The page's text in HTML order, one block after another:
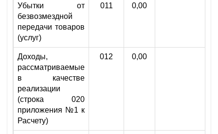
Убытки от
безвозмездной
передачи товаров
(услуг)
011 0,00
Доходы,
рассматриваемые
в качестве
реализации
(строка 020
приложения №1 к
Расчету)
012 0,00